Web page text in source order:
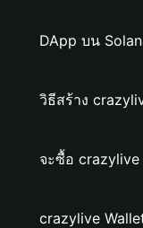
DApp บน
วิธีสร้าง
จะซื้อ crazylive
crazylive